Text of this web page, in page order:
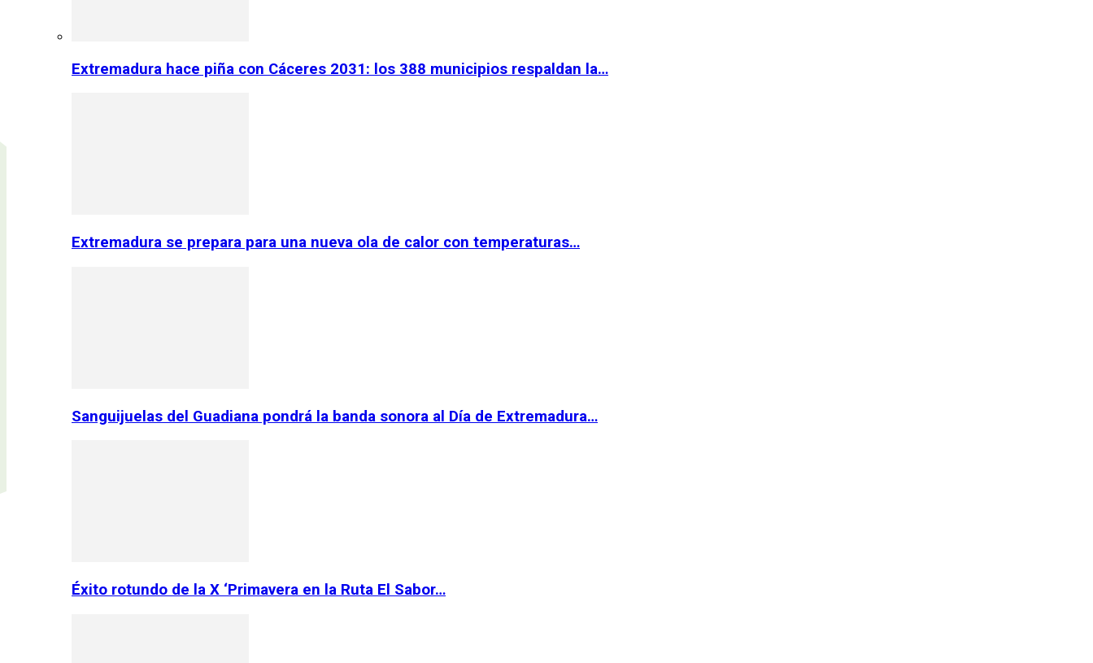
Extremadura hace piña con Cáceres 2031: los 388 municipios respaldan la…
Extremadura se prepara para una nueva ola de calor con temperaturas…
Sanguijuelas del Guadiana pondrá la banda sonora al Día de Extremadura…
Éxito rotundo de la X ‘Primavera en la Ruta El Sabor…